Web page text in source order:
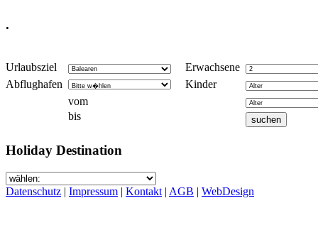
.
Urlaubsziel
Erwachsene
Abflughafen
Kinder
vom
bis
Holiday Destination
Datenschutz | Impressum | Kontakt | AGB | WebDesign